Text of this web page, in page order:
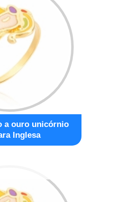
a ouro unicórnio
Inglesa